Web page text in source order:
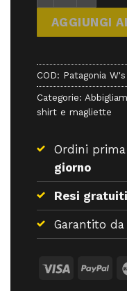
AGGIUNGI
COD: Patagonia
Categorie:
shirt e magliette
Ordini
giorno
Resi gratuiti
Garantito